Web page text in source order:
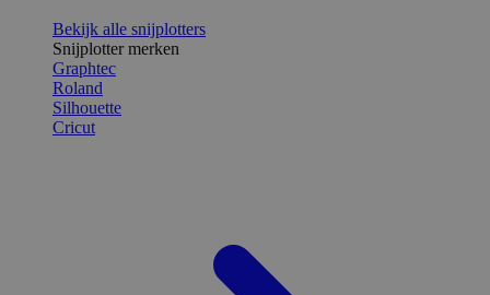
Bekijk alle snijplotters
Snijplotter merken
Graphtec
Roland
Silhouette
Cricut